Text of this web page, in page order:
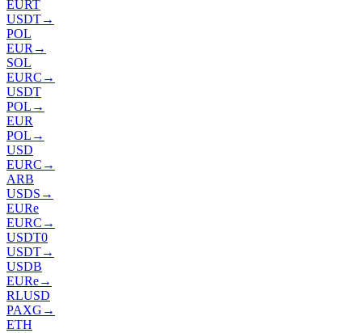
EURT
USDT→
POL
EUR →
SOL
EURC →
USDT
POL →
EUR
POL →
USD
EURC →
ARB
USDS →
EURe
EURC →
USDT0
USDT→
USDB
EURe→
RLUSD
PAXG →
ETH